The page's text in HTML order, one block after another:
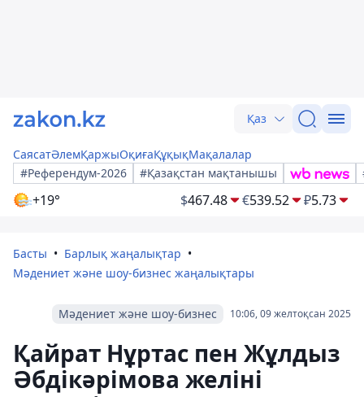
Қаз
СаясатӘлемҚаржыОқиғаҚұқықМақалалар
#Референдум-2026
#Қазақстан мақтанышы
+19° $467.48 €539.52 ₽5.73
Басты
Барлық жаңалықтар
Мәдениет және шоу-бизнес жаңалықтары
10:06, 09 желтоқсан 2025
Мәдениет және шоу-бизнес
Қайрат Нұртас пен Жұлдыз
Әбдікәрімова желіні